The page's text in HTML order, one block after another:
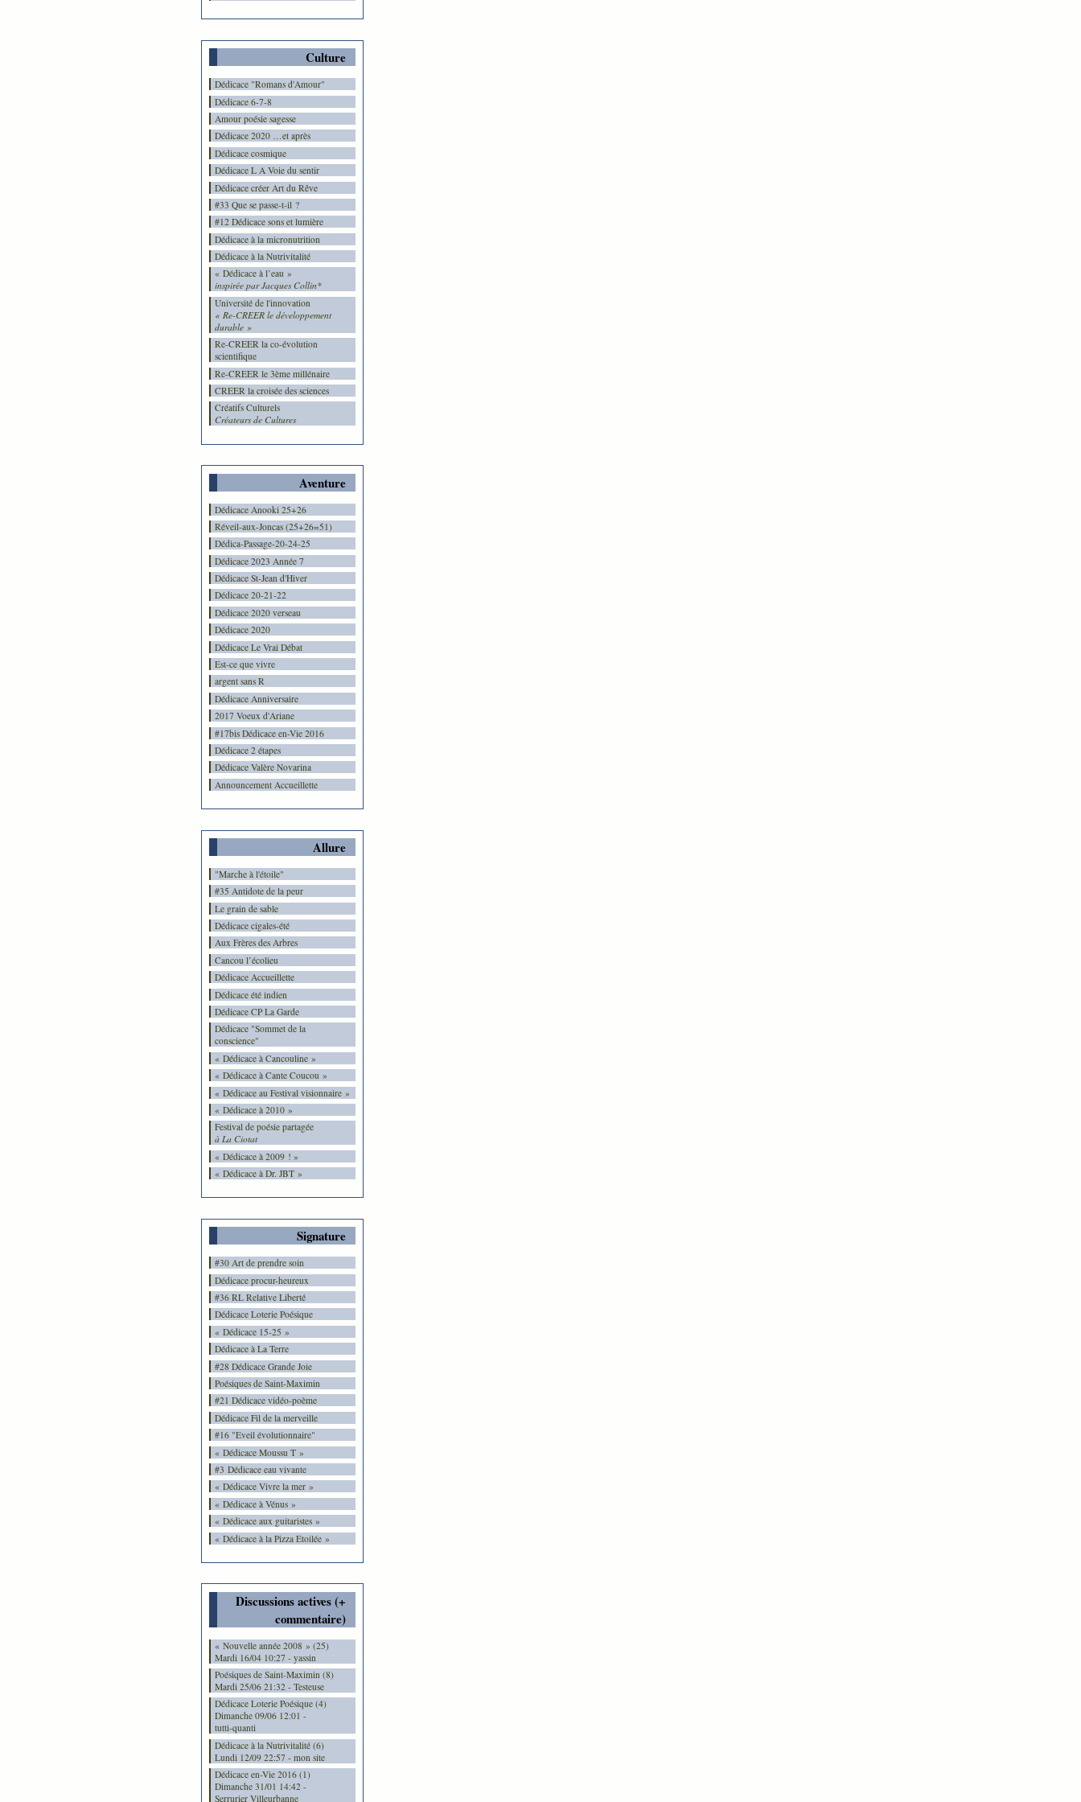
Culture
Dédicace "Romans d'Amour"
Dédicace 6-7-8
Amour poésie sagesse
Dédicace 2020 …et après
Dédicace cosmique
Dédicace L A Voie du sentir
Dédicace créer Art du Rêve
#33 Que se passe-t-il ?
#12 Dédicace sons et lumière
Dédicace à la micronutrition
Dédicace à la Nutrivitalité
« Dédicace à l’eau »
inspirée par Jacques Collin*
Université de l'innovation
« Re-CREER le développement
durable »
Re-CREER la co-évolution
scientifique
Re-CREER le 3ème millénaire
CREER la croisée des sciences
Créatifs Culturels
Créateurs de Cultures
Aventure
Dédicace Anooki 25+26
Réveil-aux-Joncas (25+26=51)
Dédica-Passage-20-24-25
Dédicace 2023 Année 7
Dédicace St-Jean d'Hiver
Dédicace 20-21-22
Dédicace 2020 verseau
Dédicace 2020
Dédicace Le Vrai Débat
Est-ce que vivre
argent sans R
Dédicace Anniversaire
2017 Voeux d'Ariane
#17bis Dédicace en-Vie 2016
Dédicace 2 étapes
Dédicace Valère Novarina
Announcement Accueillette
Allure
"Marche à l'étoile"
#35 Antidote de la peur
Le grain de sable
Dédicace cigales-été
Aux Frères des Arbres
Cancou l’écolieu
Dédicace Accueillette
Dédicace été indien
Dédicace CP La Garde
Dédicace "Sommet de la
conscience"
« Dédicace à Cancouline »
« Dédicace à Cante Coucou »
« Dédicace au Festival visionnaire »
« Dédicace à 2010 »
Festival de poésie partagée
à La Ciotat
« Dédicace à 2009 ! »
« Dédicace à Dr. JBT »
Signature
#30 Art de prendre soin
Dédicace procur-heureux
#36 RL Relative Liberté
Dédicace Loterie Poésique
« Dédicace 15-25 »
Dédicace à La Terre
#28 Dédicace Grande Joie
Poésiques de Saint-Maximin
#21 Dédicace vidéo-poème
Dédicace Fil de la merveille
#16 "Eveil évolutionnaire"
« Dédicace Moussu T »
#3 Dédicace eau vivante
« Dédicace Vivre la mer »
« Dédicace à Vénus »
« Dédicace aux guitaristes »
« Dédicace à la Pizza Etoilée »
Discussions actives (+
commentaire)
« Nouvelle année 2008 » (25)
Mardi 16/04 10:27 - yassin
Poésiques de Saint-Maximin (8)
Mardi 25/06 21:32 - Testeuse
Dédicace Loterie Poésique (4)
Dimanche 09/06 12:01 -
tutti-quanti
Dédicace à la Nutrivitalité (6)
Lundi 12/09 22:57 - mon site
Dédicace en-Vie 2016 (1)
Dimanche 31/01 14:42 -
Serrurier Villeurbanne